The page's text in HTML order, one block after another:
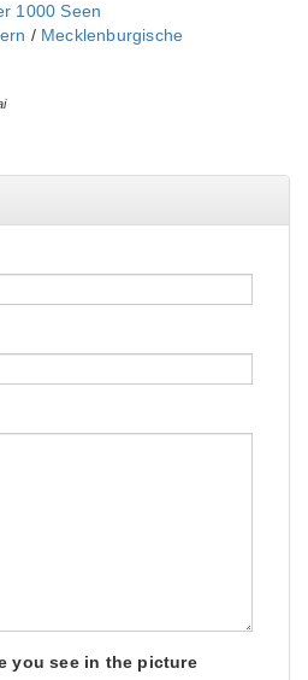
1000 Seen
/ Mecklenburgische
you see in the picture